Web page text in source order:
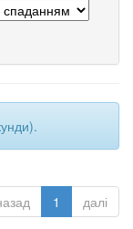
1 далі